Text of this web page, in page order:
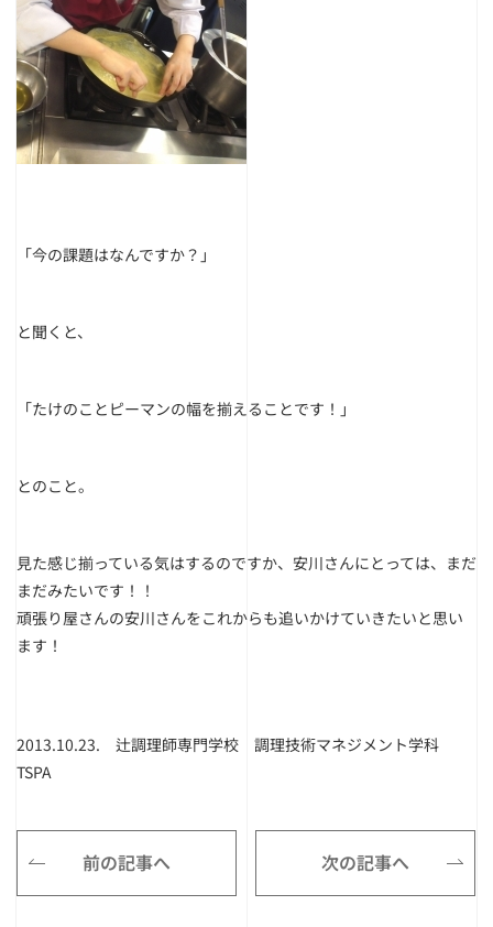
「今の課題はなんですか？」
と聞くと、
「たけのことピーマンの幅を揃えることです！」
とのこと。
見た感じ揃っている気はするのですか、安川さんにとっては、まだ
まだみたいです！！
頑張り屋さんの安川さんをこれからも追いかけていきたいと思い
ます！
2013.10.23. 辻調理師専門学校 調理技術マネジメント学科
TSPA
前の記事へ 次の記事へ